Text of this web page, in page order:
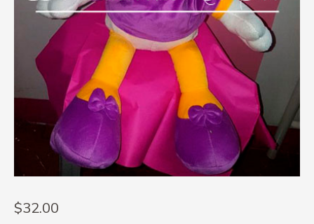
$32.00